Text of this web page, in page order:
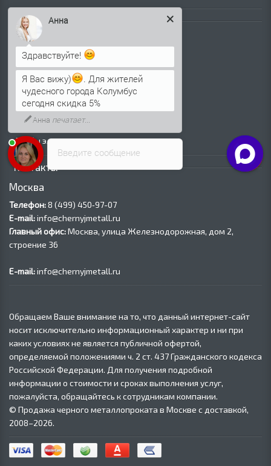
Трубы
Трубы горячедеформированные
Труба холоднодеформированная
Трубы ВГП (Водогазопроводные)
Трубы ВГП оцинкованные
Трубы электросварные круглые
Трубы электросварные квадратные
Трубы электросварные прямоугольные
Трубы электросварные оцинкованные
Контакты
Москва
Телефон:8 (499) 450‑97-07
E-mail:info@chernyjmetall.ru
Главный офис:Москва, улица Железнодорожная, дом 2,
строение 36
E-mail:info@chernyjmetall.ru
Обращаем Ваше внимание на то, что данный интернет-сайт
носит исключительно информационный характер и ни при
каких условиях не является публичной офертой,
определяемой положениями ч. 2 ст. 437 Гражданского кодекса
Российской Федерации. Для получения подробной
информации о стоимости и сроках выполнения услуг,
пожалуйста, обращайтесь к сотрудникам компании.
© Продажа черного металлопроката в Москве с доставкой,
2008–2026.
Введите сообщение
Анна
Здравствуйте!
Я Вас вижу)
. Для жителей
чудесного города Колумбус
сегодня скидка 5%
Анна печатает...